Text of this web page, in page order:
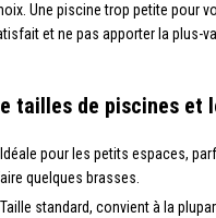
Une piscine trop petite pour
et ne pas apporter la plus-
tailles de piscines et
pour les petits espaces,
quelques brasses.
standard, convient à la